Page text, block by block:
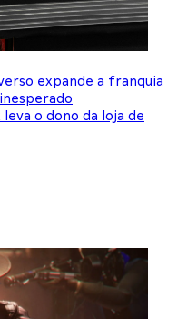
expande a franquia
o dono da loja de